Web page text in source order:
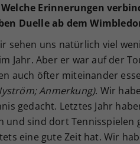
Welche Erinnerungen
Duelle ab dem
sehen uns natürlich viel
Jahr. Aber er war auf der
auch öfter miteinander
Anmerkung). Wir
gedacht. Letztes Jahr
und sind dort Tennisspielen
eine gute Zeit hat. Wir